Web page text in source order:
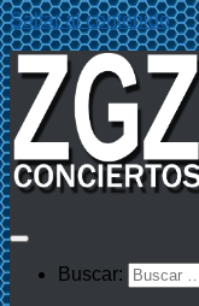
Saltar al contenido
Buscar: